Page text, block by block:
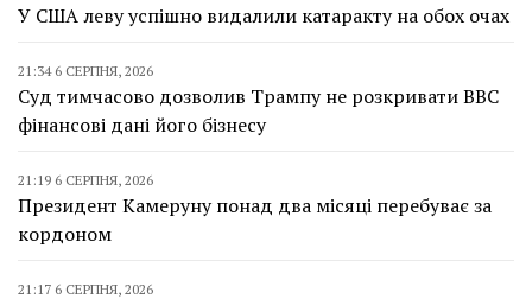
У США леву успішно видалили катаракту на обох очах
21:34 6 СЕРПНЯ, 2026
Суд тимчасово дозволив Трампу не розкривати BBC
фінансові дані його бізнесу
21:19 6 СЕРПНЯ, 2026
Президент Камеруну понад два місяці перебуває за
кордоном
21:17 6 СЕРПНЯ, 2026